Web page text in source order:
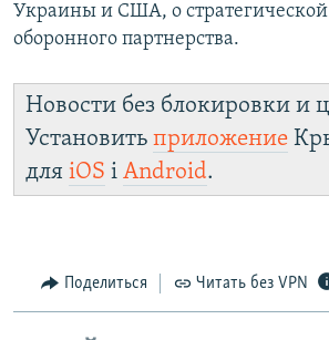
Украины и США, о стратегической
оборонного партнерства.
Новости без блокировки и
Установить приложение
для iOS і Android.
Поделиться Читать без VPN